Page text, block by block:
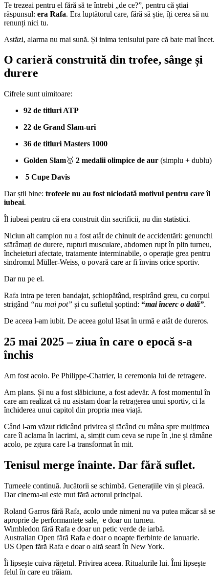
Te trezeai pentru el fără să te întrebi „de ce?”, pentru că știai
răspunsul: era Rafa. Era luptătorul care, fără să știe, îți cerea să nu
renunți nici tu.
Astăzi, alarma nu mai sună. Și inima tenisului pare că bate mai încet.
O carieră construită din trofee, sânge și
durere
Cifrele sunt uimitoare:
92 de titluri ATP
22 de Grand Slam-uri
36 de titluri Masters 1000
Golden Slam🥇 2 medalii olimpice de aur (simplu + dublu)
5 Cupe Davis
Dar știi bine: trofeele nu au fost niciodată motivul pentru care îl
iubeai.
Îl iubeai pentru că era construit din sacrificii, nu din statistici.
Niciun alt campion nu a fost atât de chinuit de accidentări: genunchi
sfărâmați de durere, rupturi musculare, abdomen rupt în plin turneu,
încheieturi afectate, tratamente interminabile, o operație grea pentru
sindromul Müller-Weiss, o povară care ar fi învins orice sportiv.
Dar nu pe el.
Rafa intra pe teren bandajat, șchiopătând, respirând greu, cu corpul
strigând “nu mai pot” și cu sufletul șoptind: “mai încerc o dată”.
De aceea l-am iubit. De aceea golul lăsat în urmă e atât de dureros.
25 mai 2025 – ziua în care o epocă s-a
închis
Am fost acolo. Pe Philippe-Chatrier, la ceremonia lui de retragere.
Am plans. Și nu a fost slăbiciune, a fost adevăr. A fost momentul în
care am realizat că nu asistam doar la retragerea unui sportiv, ci la
închiderea unui capitol din propria mea viață.
Când l-am văzut ridicând privirea și făcând cu mâna spre mulțimea
care îl aclama în lacrimi, a, simțit cum ceva se rupe în ,ine și rămâne
acolo, pe zgura care l-a transformat în mit.
Tenisul merge înainte. Dar fără suflet.
Turneele continuă. Jucătorii se schimbă. Generațiile vin și pleacă.
Dar cinema-ul este mut fără actorul principal.
Roland Garros fără Rafa, acolo unde nimeni nu va putea măcar să se
aproprie de performantețe sale, e doar un turneu.
Wimbledon fără Rafa e doar un petic verde de iarbă.
Australian Open fără Rafa e doar o noapte fierbinte de ianuarie.
US Open fără Rafa e doar o altă seară în New York.
Îi lipsește cuiva răgetul. Privirea aceea. Ritualurile lui. Îmi lipsește
felul în care eu trăiam.